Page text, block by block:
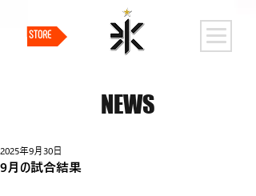
STORE
NEWS
9月の試合結果
2025年9月30日